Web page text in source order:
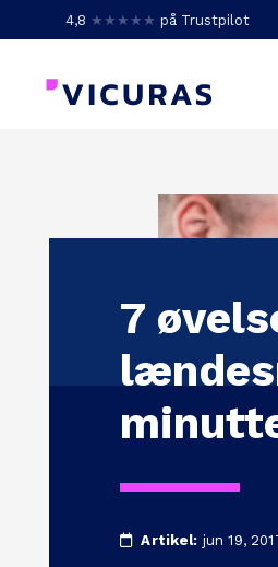
4,8 ★★★★★ på Trustpilot
7
Artikel: jun 19,